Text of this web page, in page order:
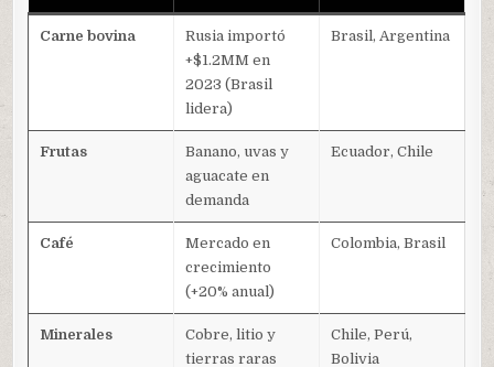
Carne bovina
Rusia importó
+$1.2MM en
2023 (Brasil
lidera)
Brasil, Argentina
Frutas
Banano, uvas y
aguacate en
demanda
Ecuador, Chile
Café
Mercado en
crecimiento
(+20% anual)
Colombia, Brasil
Minerales
Cobre, litio y
tierras raras
Chile, Perú,
Bolivia